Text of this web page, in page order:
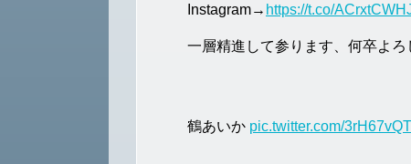
Instagram→ https://t.co/
一層精進して参ります、何卒よろ
鶴あいか pic.twitter.com/